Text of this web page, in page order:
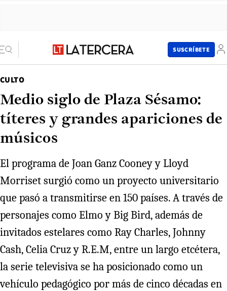
SUSCRÍBETE
CULTO
Medio siglo de Plaza Sésamo:
títeres y grandes apariciones de
músicos
El programa de Joan Ganz Cooney y Lloyd
Morriset surgió como un proyecto universitario
que pasó a transmitirse en 150 países. A través de
personajes como Elmo y Big Bird, además de
invitados estelares como Ray Charles, Johnny
Cash, Celia Cruz y R.E.M, entre un largo etcétera,
la serie televisiva se ha posicionado como un
vehículo pedagógico por más de cinco décadas en